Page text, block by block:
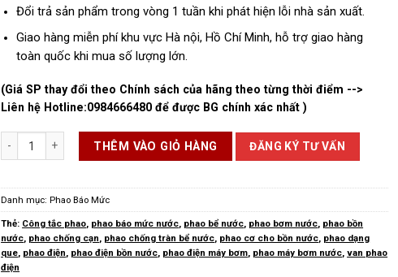
Đổi trả sản phẩm trong vòng 1 tuần khi phát hiện lỗi nhà sản xuất.
Giao hàng miễn phí khu vực Hà nội, Hồ Chí Minh, hỗ trợ giao hàng
toàn quốc khi mua số lượng lớn.
(Giá SP thay đổi theo Chính sách của hãng theo từng thời điểm -->
Liên hệ Hotline:0984666480 để được BG chính xác nhất )
Phao Bơm Nước số lượng
THÊM VÀO GIỎ HÀNG ĐĂNG KÝ TƯ VẤN
Danh mục:Phao Báo Mức
Thẻ: Công tắc phao phao báo mức nước phao bể nước phao bơm nước phao bồn
nước phao chống cạn phao chống tràn bể nước phao cơ cho bồn nước phao dạng
que phao điện phao điện bồn nước phao điện máy bơm phao máy bơm nước ,van phao
điện